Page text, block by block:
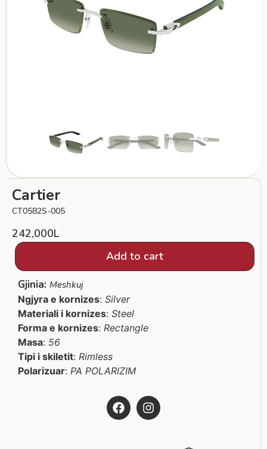
Cartier
CT0582S-005
242,000L
Add to cart
Gjinia: Meshkuj
Ngjyra e kornizes: Silver
Materiali i kornizes: Steel
Forma e kornizes: Rectangle
Masa: 56
Tipi i skiletit: Rimless
Polarizuar: PA POLARIZIM